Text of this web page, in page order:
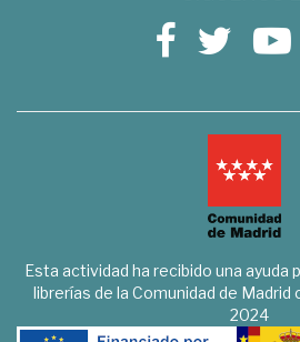
Esta actividad ha recibido una ayuda
librerías de la Comunidad de
2024